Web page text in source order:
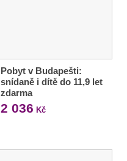
Pobyt v Budapešti:
snídaně i dítě do 11,9 let
zdarma
2 036 Kč